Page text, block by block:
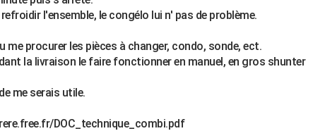
l'ensemble, le congélo lui n' pas de problème.
procurer les pièces à changer, condo, sonde, ect.
la livraison le faire fonctionner en manuel, en gros shunter
me serais utile.
DOC_technique_combi.pdf